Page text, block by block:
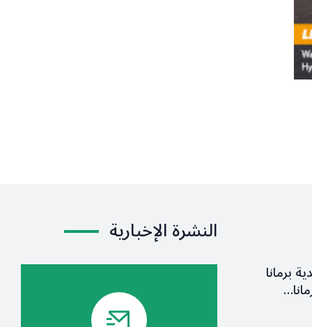
برمانا
النشرة الإخبارية